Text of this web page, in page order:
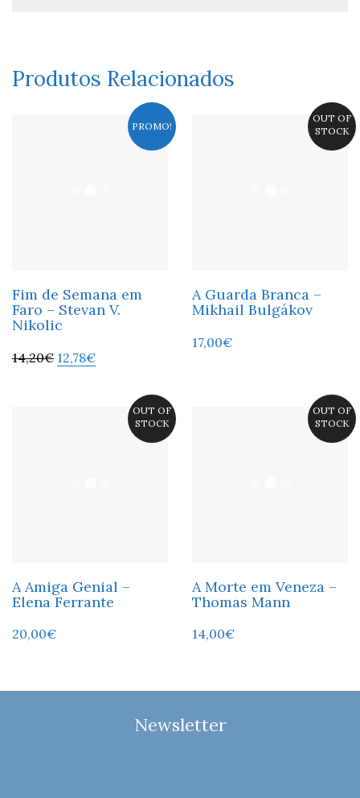
Produtos Relacionados
PROMO!
Fim de Semana em
Faro – Stevan V.
Nikolic
14,20€ 12,78€
OUT OF
STOCK
A Guarda Branca –
Mikhail Bulgákov
17,00€
OUT OF
STOCK
A Amiga Genial –
Elena Ferrante
20,00€
OUT OF
STOCK
A Morte em Veneza –
Thomas Mann
14,00€
Newsletter